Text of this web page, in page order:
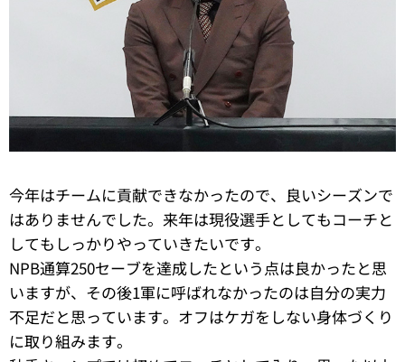
今年はチームに貢献できなかったので、良いシーズンで
はありませんでした。来年は現役選手としてもコーチと
してもしっかりやっていきたいです。
NPB通算250セーブを達成したという点は良かったと思
いますが、その後1軍に呼ばれなかったのは自分の実力
不足だと思っています。オフはケガをしない身体づくり
に取り組みます。